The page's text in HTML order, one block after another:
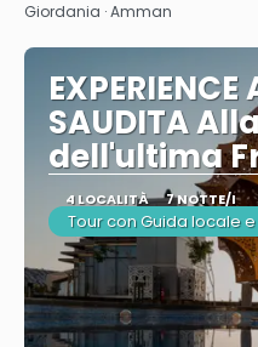
Giordania · Amman
EXPERIENCE
SAUDITA
dell'ultima
4 LOCALITÀ 7 NOTTE/I
Tour con Guida locale e